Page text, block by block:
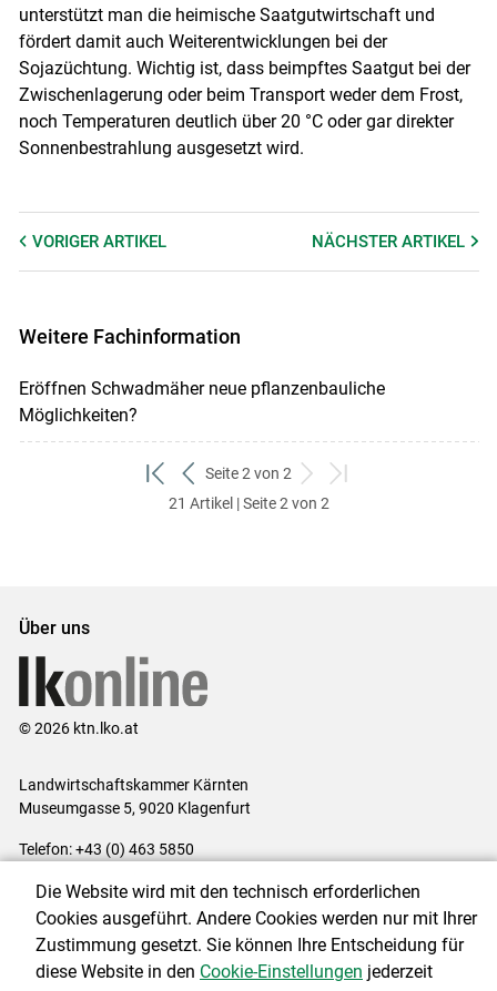
unterstützt man die heimische Saatgutwirtschaft und
fördert damit auch Weiterentwicklungen bei der
Sojazüchtung. Wichtig ist, dass beimpftes Saatgut bei der
Zwischenlagerung oder beim Transport weder dem Frost,
noch Temperaturen deutlich über 20 °C oder gar direkter
Sonnenbestrahlung ausgesetzt wird.
VORIGER ARTIKEL NÄCHSTERARTIKEL
Weitere Fachinformation
Eröffnen Schwadmäher neue pflanzenbauliche
Möglichkeiten?
zum
ersten
zurück
zum
Seite 2 von 2
weiter
zum
zum
21 Artikel | Seite 2 von 2
Über uns
© 2026 ktn.lko.at
Landwirtschaftskammer Kärnten
Museumgasse 5, 9020 Klagenfurt
Telefon: +43 (0) 463 5850
Impressum|Kontakt|Datenschutzerklärung|Barrierefreiheit|
Cookie-Einstellungen
Die Website wird mit den technisch erforderlichen
Cookies ausgeführt. Andere Cookies werden nur mit Ihrer
Zustimmung gesetzt. Sie können Ihre Entscheidung für
diese Website in den Cookie-Einstellungen jederzeit